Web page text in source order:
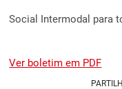
Social Intermodal para
Ver boletim em PDF